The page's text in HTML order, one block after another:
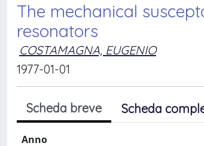
The mechanical
resonators
COSTAMAGNA, EUGENIO
1977-01-01
Scheda breve Scheda
Anno